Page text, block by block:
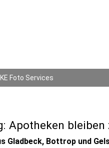
Foto Services
Apotheken bleiben
Gladbeck, Bottrop und